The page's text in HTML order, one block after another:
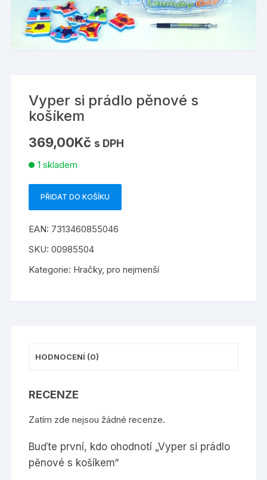
Vyper si prádlo pěnové s
košíkem
369,00Kč s DPH
1 skladem
Vyper
prádlo
pěnové
košíkem
PŘIDAT DO KOŠÍKU
EAN: 7313460855046
SKU:00985504
Kategorie: Hračky,pro nejmenší
HODNOCENÍ (0)
RECENZE
Zatím zde nejsou žádné recenze.
Buďte první, kdo ohodnotí „Vyper si prádlo
pěnové s košíkem“